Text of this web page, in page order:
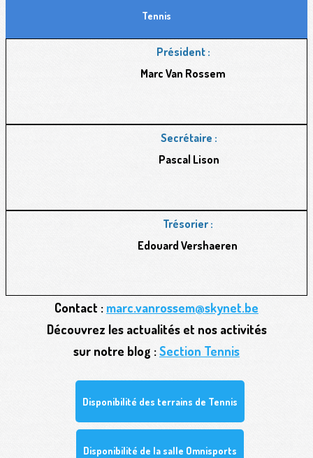
Tennis
Président :
Marc Van Rossem
Secrétaire :
Pascal Lison
Trésorier :
Edouard Vershaeren
Contact : marc.vanrossem@skynet.be
Découvrez les actualités et nos activités
sur notre blog :Section Tennis
Disponibilité des terrains de Tennis
Disponibilité de la salle Omnisports